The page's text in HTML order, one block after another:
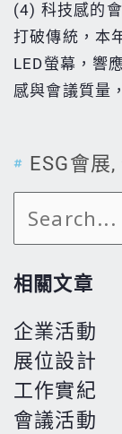
(4) 科技感的
打破傳統，本
LED螢幕，響
感與會議質量
ESG會展,
搜
尋
關
字:
相關文章
企業活動
展位設計
工作實紀
會議活動